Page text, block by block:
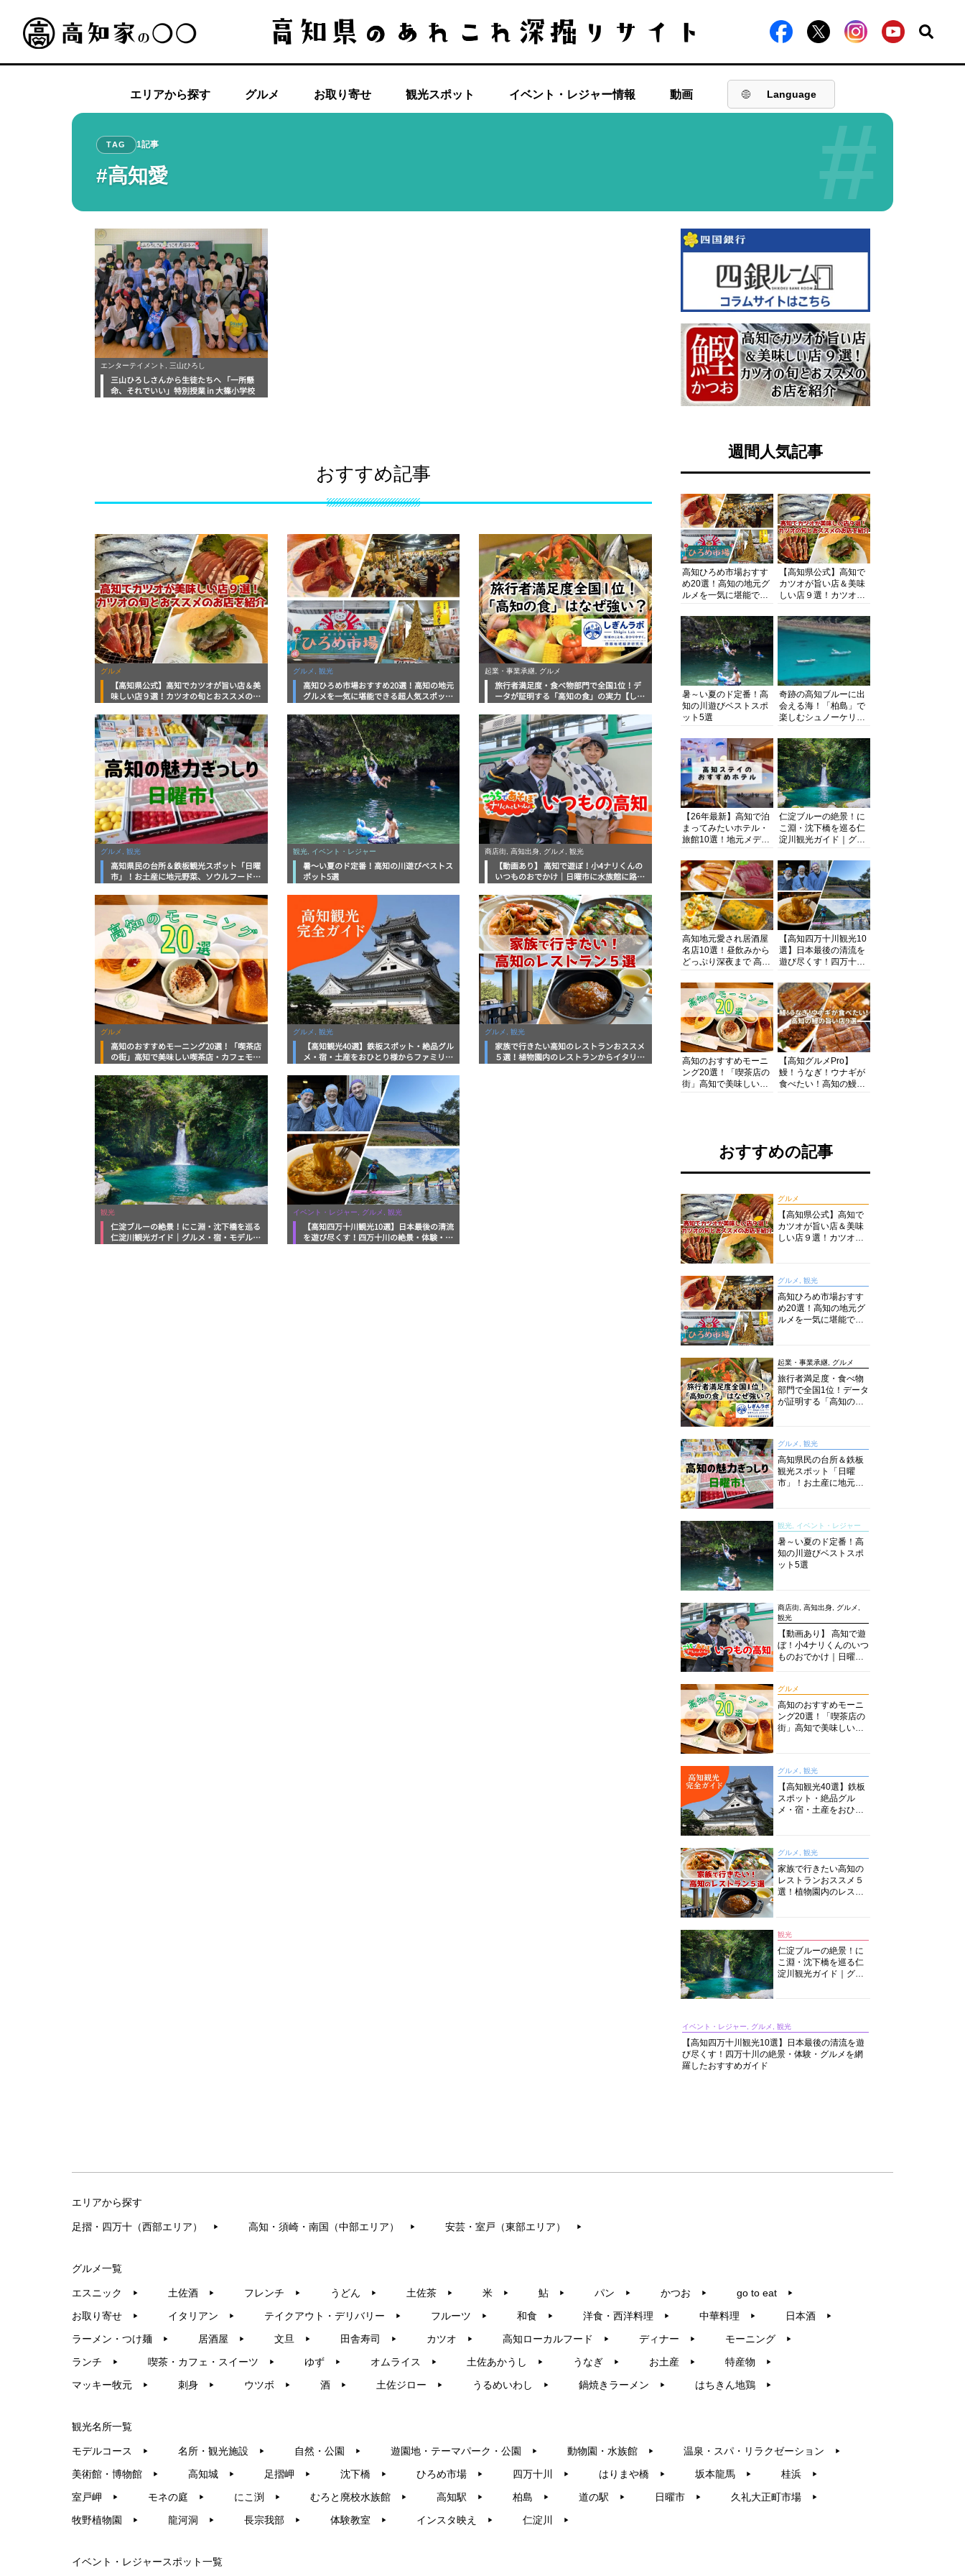
エリアから探す グルメ お取り寄せ 観光スポット イベント・レジャー情報 動画 Language
#
TAG 1記事
#高知愛
エンターテイメント, 三山ひろし
三山ひろしさんから生徒たちへ 「一所懸
命、それでいい」特別授業 in 大篠小学校
おすすめ記事
グルメ
【高知県公式】高知でカツオが旨い店＆美
味しい店９選！カツオの旬とおススメのお
グルメ, 観光
高知ひろめ市場おすすめ20選！高知の地元
グルメを一気に堪能できる超人気スポット
起業・事業承継, グルメ
旅行者満足度・食べ物部門で全国1位！デ
ータが証明する「高知の食」の実力【しぎ
グルメ, 観光
高知県民の台所＆鉄板観光スポット「日曜
市」！お土産に地元野菜、ソウルフードま
底解説！
観光, イベント・レジャー
暑～い夏のド定番！高知の川遊びベストス
ポット5選
商店街, 高知出身, グルメ, 観光
【動画あり】 高知で遊ぼ！小4ナリくんの
いつものおでかけ｜日曜市に水族館に路面
グルメ
高知のおすすめモーニング20選！「喫茶店
の街」高知で美味しい喫茶店・カフェモー
グルメ, 観光
【高知観光40選】鉄板スポット・絶品グル
メ・宿・土産をおひとり様からファミリー
グルメ, 観光
家族で行きたい高知のレストランおススメ
５選！植物園内のレストランからイタリア
観光
仁淀ブルーの絶景！にこ淵・沈下橋を巡る
仁淀川観光ガイド｜グルメ・宿・モデルコ
イベント・レジャー, グルメ, 観光
【高知四万十川観光10選】日本最後の清流
を遊び尽くす！四万十川の絶景・体験・グ
週間人気記事
高知ひろめ市場おすす
め20選！高知の地元グ
ルメを一気に堪能でき
底解剖
【高知県公式】高知で
カツオが旨い店＆美味
しい店９選！カツオの
紹介
暑～い夏のド定番！高
知の川遊びベストスポ
ット5選
奇跡の高知ブルーに出
会える海！「柏島」で
楽しむシュノーケリン
浴にキャンプまで透明
度抜群の海の楽園を徹
底紹介
【26年最新】高知で泊
まってみたいホテル・
旅館10選！地元メディ
厳選
仁淀ブルーの絶景！に
こ淵・沈下橋を巡る仁
淀川観光ガイド｜グル
まで完全網羅！
高知地元愛され居酒屋
名店10選！昼飲みから
どっぷり深夜まで 高知
知グルメPro】
【高知四万十川観光10
選】日本最後の清流を
遊び尽くす！四万十川
を網羅したおすすめガ
イド
高知のおすすめモーニ
ング20選！「喫茶店の
街」高知で美味しい喫
【高知グルメPro】
鰻！うなぎ！ウナギが
食べたい！高知の鰻の
おすすめの記事
グルメ
【高知県公式】高知で
カツオが旨い店＆美味
しい店９選！カツオの
グルメ, 観光
高知ひろめ市場おすす
め20選！高知の地元グ
ルメを一気に堪能でき
起業・事業承継, グルメ
旅行者満足度・食べ物
部門で全国1位！データ
が証明する「高知の
グルメ, 観光
高知県民の台所＆鉄板
観光スポット「日曜
市」！お土産に地元野
説！
観光, イベント・レジャー
暑～い夏のド定番！高
知の川遊びベストスポ
ット5選
商店街, 高知出身, グルメ,
観光
【動画あり】 高知で遊
ぼ！小4ナリくんのいつ
ものおでかけ｜日曜市
グルメ
高知のおすすめモーニ
ング20選！「喫茶店の
街」高知で美味しい喫
グルメ, 観光
【高知観光40選】鉄板
スポット・絶品グル
メ・宿・土産をおひと
グルメ, 観光
家族で行きたい高知の
レストランおススメ５
選！植物園内のレスト
観光
仁淀ブルーの絶景！に
こ淵・沈下橋を巡る仁
淀川観光ガイド｜グル
イベント・レジャー, グルメ, 観光
【高知四万十川観光10選】日本最後の清流を遊
び尽くす！四万十川の絶景・体験・グルメを網
羅したおすすめガイド
エリアから探す
足摺・四万十（西部エリア） ▶︎ 高知・須崎・南国（中部エリア） ▶︎ 安芸・室戸（東部エリア） ▶︎
グルメ一覧
エスニック ▶︎ 土佐酒 ▶︎ フレンチ ▶︎ うどん ▶︎ 土佐茶 ▶︎ 米 ▶︎ 鮎 ▶︎ パン ▶︎ かつお ▶︎ go to eat ▶︎
お取り寄せ ▶︎ イタリアン ▶︎ テイクアウト・デリバリー ▶︎ フルーツ ▶︎ 和食 ▶︎ 洋食・西洋料理 ▶︎ 中華料理 ▶︎ 日本酒 ▶︎
ラーメン・つけ麺 ▶︎ 居酒屋 ▶︎ 文旦 ▶︎ 田舎寿司 ▶︎ カツオ ▶︎ 高知ローカルフード ▶︎ ディナー ▶︎ モーニング ▶︎
ランチ ▶︎ 喫茶・カフェ・スイーツ ▶︎ ゆず ▶︎ オムライス ▶︎ 土佐あかうし ▶︎ うなぎ ▶︎ お土産 ▶︎ 特産物 ▶︎
マッキー牧元 ▶︎ 刺身 ▶︎ ウツボ ▶︎ 酒 ▶︎ 土佐ジロー ▶︎ うるめいわし ▶︎ 鍋焼きラーメン ▶︎ はちきん地鶏 ▶︎
観光名所一覧
モデルコース ▶︎ 名所・観光施設 ▶︎ 自然・公園 ▶︎ 遊園地・テーマパーク・公園 ▶︎ 動物園・水族館 ▶︎ 温泉・スパ・リラクゼーション ▶︎
美術館・博物館 ▶︎ 高知城 ▶︎ 足摺岬 ▶︎ 沈下橋 ▶︎ ひろめ市場 ▶︎ 四万十川 ▶︎ はりまや橋 ▶︎ 坂本龍馬 ▶︎ 桂浜 ▶︎
室戸岬 ▶︎ モネの庭 ▶︎ にこ渕 ▶︎ むろと廃校水族館 ▶︎ 高知駅 ▶︎ 柏島 ▶︎ 道の駅 ▶︎ 日曜市 ▶︎ 久礼大正町市場 ▶︎
牧野植物園 ▶︎ 龍河洞 ▶︎ 長宗我部 ▶︎ 体験教室 ▶︎ インスタ映え ▶︎ 仁淀川 ▶︎
イベント・レジャースポット一覧